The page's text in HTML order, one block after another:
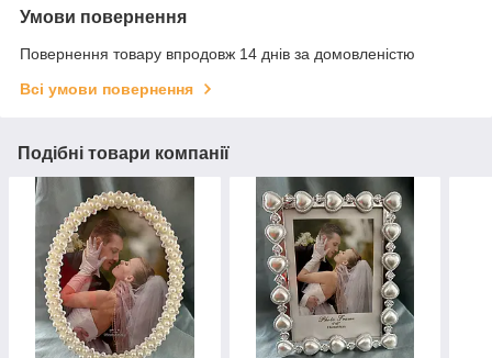
Умови повернення
Повернення товару впродовж 14 днів за домовленістю
Всі умови повернення
Подібні товари компанії